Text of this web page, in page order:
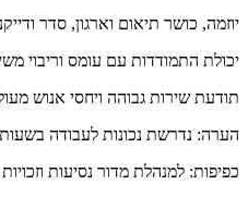
יוזמה, כושר תיאום וארגון, סדר
יכולת התמודדות עם עומס וריבוי
תודעת שירות גבוהה ויחסי אנוש
הערה: נדרשת נכונות לעבודה
כפיפות: למנהלת מדור נסיעות